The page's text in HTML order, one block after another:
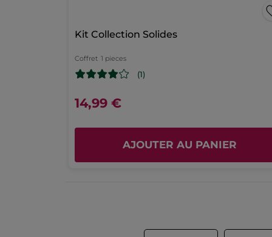
Kit Collection Solides
Coffret 1 pieces
(1)
14,99 €
AJOUTER AU PANIER